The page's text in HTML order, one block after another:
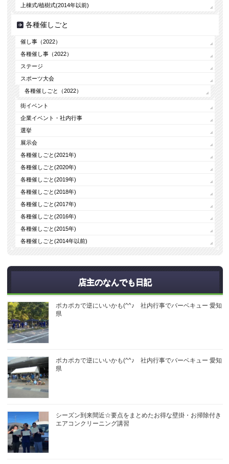
上棟式/植樹式(2014年以前)
各種催しごと
催し事（2022）
各種催し事（2022）
ステージ
スポーツ大会
各種催しごと（2022）
街イベント
企業イベント・社内行事
選挙
展示会
各種催しごと(2021年)
各種催しごと(2020年)
各種催しごと(2019年)
各種催しごと(2018年)
各種催しごと(2017年)
各種催しごと(2016年)
各種催しごと(2015年)
各種催しごと(2014年以前)
店主のなんでも日記
ポカポカで逆にいいかも(^^♪ 社内行事でバーベキュー 愛知
県
ポカポカで逆にいいかも(^^♪ 社内行事でバーベキュー 愛知
県
シーズン到来間近☆要点をまとめたお得な壁掛・お掃除付き
エアコンクリーニング講習